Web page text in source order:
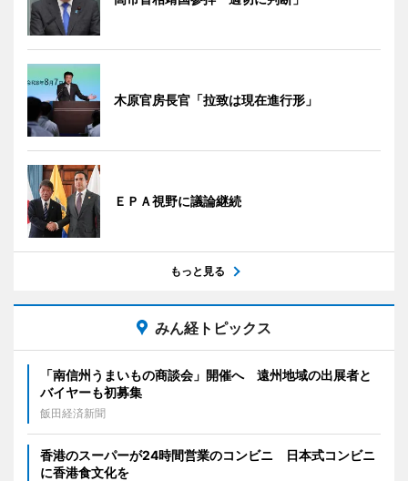
木原官房長官「拉致は現在進行形」
ＥＰＡ視野に議論継続
もっと見る
みん経トピックス
「南信州うまいもの商談会」開催へ 遠州地域の出展者と
バイヤーも初募集
飯田経済新聞
香港のスーパーが24時間営業のコンビニ 日本式コンビニ
に香港食文化を